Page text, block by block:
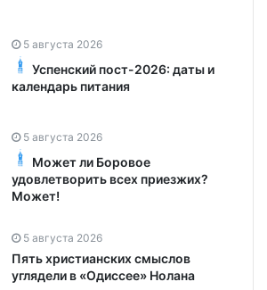
5 августа 2026
Успенский пост-2026: даты и
календарь питания
5 августа 2026
Может ли Боровое
удовлетворить всех приезжих?
Может!
5 августа 2026
Пять христианских смыслов
углядели в «Одиссее» Нолана